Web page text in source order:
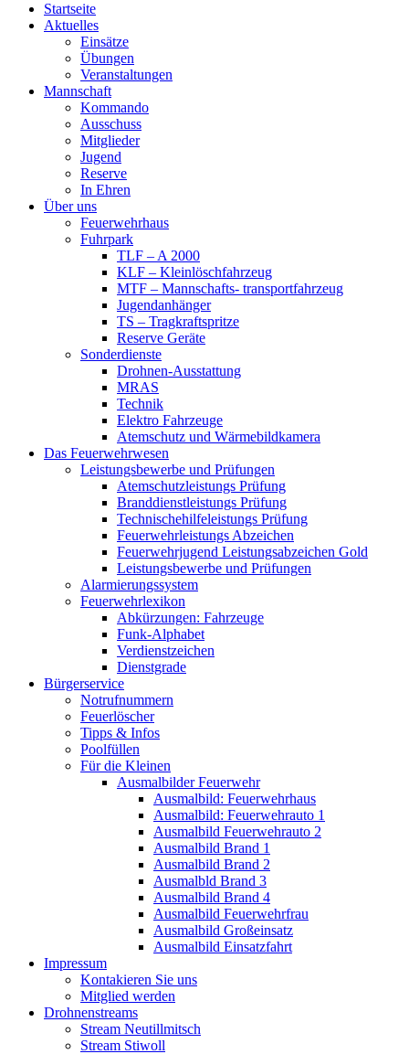
Startseite
Aktuelles
Einsätze
Übungen
Veranstaltungen
Mannschaft
Kommando
Ausschuss
Mitglieder
Jugend
Reserve
In Ehren
Über uns
Feuerwehrhaus
Fuhrpark
TLF – A 2000
KLF – Kleinlöschfahrzeug
MTF – Mannschafts- transportfahrzeug
Jugendanhänger
TS – Tragkraftspritze
Reserve Geräte
Sonderdienste
Drohnen-Ausstattung
MRAS
Technik
Elektro Fahrzeuge
Atemschutz und Wärmebildkamera
Das Feuerwehrwesen
Leistungsbewerbe und Prüfungen
Atemschutzleistungs Prüfung
Branddienstleistungs Prüfung
Technischehilfeleistungs Prüfung
Feuerwehrleistungs Abzeichen
Feuerwehrjugend Leistungsabzeichen Gold
Leistungsbewerbe und Prüfungen
Alarmierungssystem
Feuerwehrlexikon
Abkürzungen: Fahrzeuge
Funk-Alphabet
Verdienstzeichen
Dienstgrade
Bürgerservice
Notrufnummern
Feuerlöscher
Tipps & Infos
Poolfüllen
Für die Kleinen
Ausmalbilder Feuerwehr
Ausmalbild: Feuerwehrhaus
Ausmalbild: Feuerwehrauto 1
Ausmalbild Feuerwehrauto 2
Ausmalbild Brand 1
Ausmalbild Brand 2
Ausmalbld Brand 3
Ausmalbild Brand 4
Ausmalbild Feuerwehrfrau
Ausmalbild Großeinsatz
Ausmalbild Einsatzfahrt
Impressum
Kontakieren Sie uns
Mitglied werden
Drohnenstreams
Stream Neutillmitsch
Stream Stiwoll